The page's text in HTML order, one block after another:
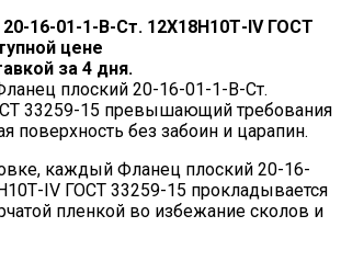
16-01-1-B-Cт. 12Х18Н10Т-IV ГОСТ
цене
за 4 дня.
плоский 20-16-01-1-B-Cт.
33259-15 превышающий требования
поверхность без забоин и царапин.
каждый Фланец плоский 20-16-
IV ГОСТ 33259-15 прокладывается
пленкой во избежание сколов и